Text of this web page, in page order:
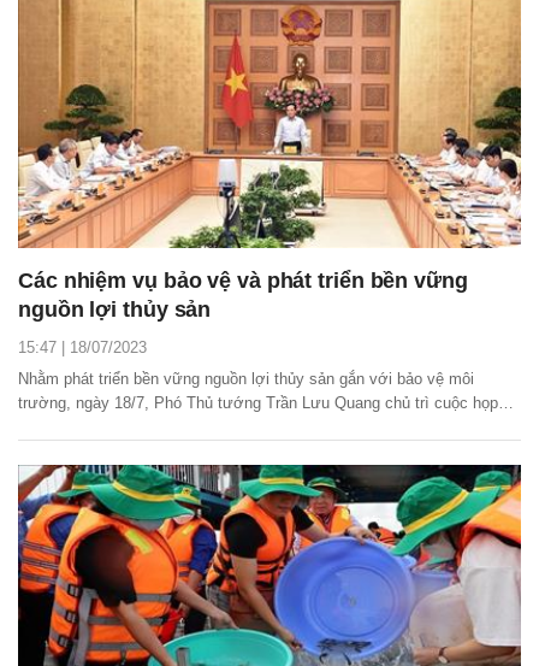
Các nhiệm vụ bảo vệ và phát triển bền vững
nguồn lợi thủy sản
15:47 | 18/07/2023
Nhằm phát triển bền vững nguồn lợi thủy sản gắn với bảo vệ môi
trường, ngày 18/7, Phó Thủ tướng Trần Lưu Quang chủ trì cuộc họp